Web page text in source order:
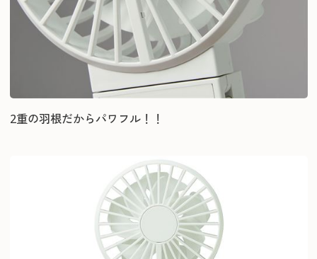
2重の羽根だからパワフル！！